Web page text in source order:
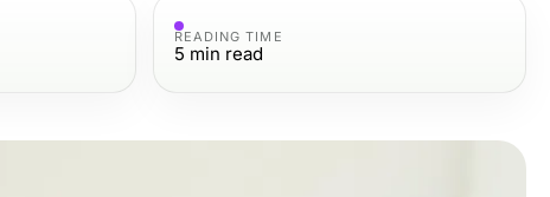
READING TIME
5 min read